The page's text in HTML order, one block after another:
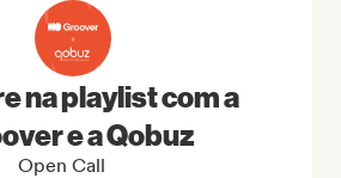
na playlist com a
e a Qobuz
Open Call